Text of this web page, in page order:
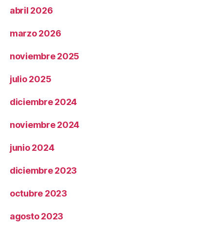
abril 2026
marzo 2026
noviembre 2025
julio 2025
diciembre 2024
noviembre 2024
junio 2024
diciembre 2023
octubre 2023
agosto 2023